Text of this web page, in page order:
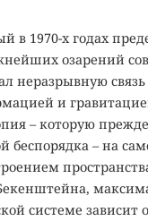
в 1970-х годах
озарений
неразрывную
и
– которую
беспорядка – на
системе зависит